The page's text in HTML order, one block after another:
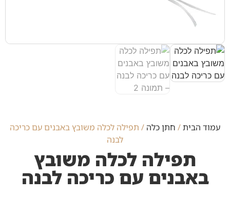
עמוד הבית/ חתן כלה / תפילה לכלה משובץ באבנים עם כריכה
לבנה
תפילה לכלה משובץ
באבנים עם כריכה לבנה